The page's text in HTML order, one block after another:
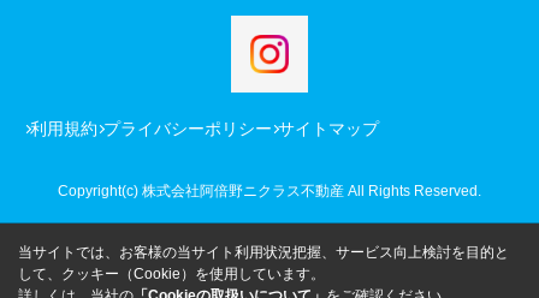
利用規約 プライバシーポリシー サイトマップ
Copyright(c) 株式会社阿倍野ニクラス不動産 All Rights Reserved.
当サイトでは、お客様の当サイト利用状況把握、サービス向上検討を目的と
して、クッキー（Cookie）を使用しています。